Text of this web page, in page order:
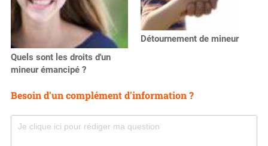
Quels sont les droits d'un
mineur émancipé ?
Détournement de mineur
Besoin d'un complément d'information ?